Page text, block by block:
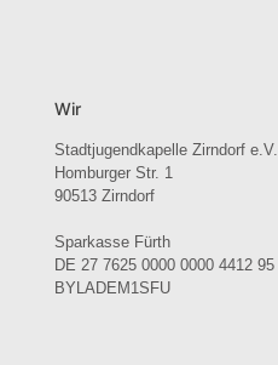
Wir
Stadtjugendkapelle Zirndorf e.V.
Homburger Str. 1
90513 Zirndorf
Sparkasse Fürth
DE 27 7625 0000 0000 4412 95
BYLADEM1SFU